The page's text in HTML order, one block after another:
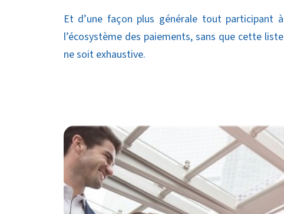
Et d’une façon plus générale tout participant à
l’écosystème des paiements, sans que cette liste
ne soit exhaustive.